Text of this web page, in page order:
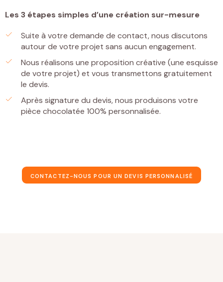
Les 3 étapes simples d’une création sur-mesure
Suite à votre demande de contact, nous discutons
autour de votre projet sans aucun engagement.
Nous réalisons une proposition créative (une esquisse
de votre projet) et vous transmettons gratuitement
le devis.
Après signature du devis, nous produisons votre
pièce chocolatée 100% personnalisée.
CONTACTEZ-NOUS POUR UN DEVIS PERSONNALISÉ